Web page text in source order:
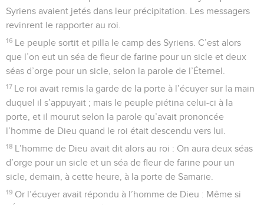
Syriens avaient jetés dans leur précipitation. Les messagers
revinrent le rapporter au roi.
16 Le peuple sortit et pilla le camp des Syriens. C’est alors
que l’on eut un séa de fleur de farine pour un sicle et deux
séas d’orge pour un sicle, selon la parole de l’Éternel.
17 Le roi avait remis la garde de la porte à l’écuyer sur la main
duquel il s’appuyait ; mais le peuple piétina celui-ci à la
porte, et il mourut selon la parole qu’avait prononcée
l’homme de Dieu quand le roi était descendu vers lui.
18 L’homme de Dieu avait dit alors au roi : On aura deux séas
d’orge pour un sicle et un séa de fleur de farine pour un
sicle, demain, à cette heure, à la porte de Samarie.
19 Or l’écuyer avait répondu à l’homme de Dieu : Même si